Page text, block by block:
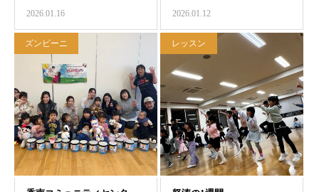
2026.01.16 2026.01.12
ズンビーニ レッスン